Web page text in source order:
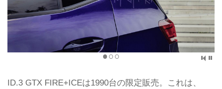
ID.3 GTX FIRE+ICEは1990台の限定販売。これは、